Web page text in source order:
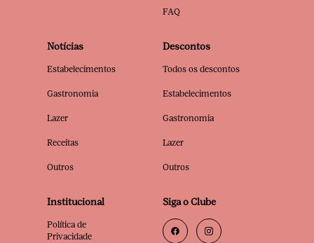
FAQ
Notícias
Estabelecimentos
Gastronomia
Lazer
Receitas
Outros
Descontos
Todos os descontos
Estabelecimentos
Gastronomia
Lazer
Outros
Institucional
Política de
Privacidade
Siga o Clube